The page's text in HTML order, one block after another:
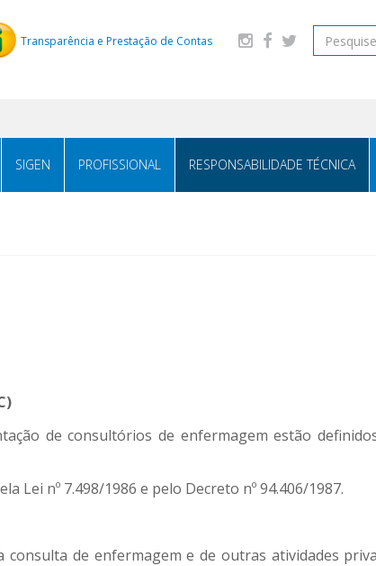
Transparência e Prestação de Contas
SIGEN PROFISSIONAL RESPONSABILIDADE TÉCNICA
de consultórios de enfermagem estão
Lei nº 7.498/1986 e pelo Decreto nº 94.406/1987.
consulta de enfermagem e de outras atividades